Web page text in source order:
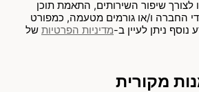
לצורך שיפור השירותים, התאמת תוכן
החברה ו/או גורמים מטעמה, כמפורט
נוסף ניתן לעיין ב-מדיניות הפרטיות של
מקורית